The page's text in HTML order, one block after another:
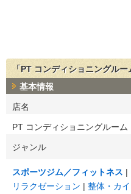
「PT コンディショニングル
基本情報
店名
PT コンディショニングルーム
ジャンル
スポーツジム／フィットネス
リラクゼーション
整体・カ